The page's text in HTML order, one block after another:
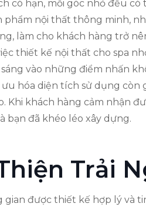
có hạn, mỗi góc nhỏ đều
phẩm nội thất thông minh,
làm cho khách hàng trở
thiết kế nội thất cho spa
sáng vào những điểm nhấn
ưu hóa diện tích sử dụng
Khi khách hàng cảm nhận
bạn đã khéo léo xây dựng.
Trải
gian được thiết kế hợp lý và